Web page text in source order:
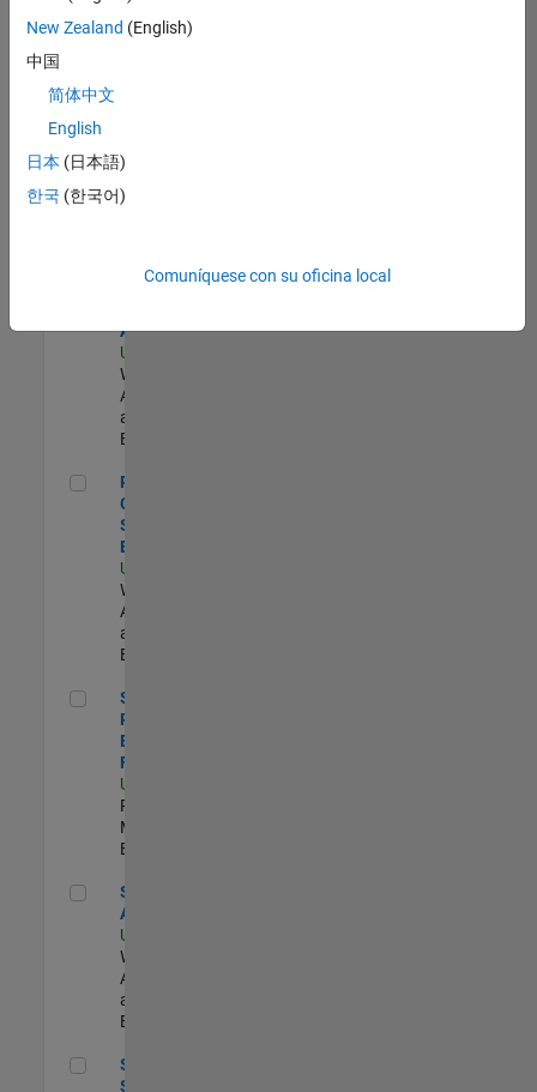
zona.
Product Strategy Lead - Cloud & Ecosystem for Simulink
Ecosystem for
US-MA-Natick
Experimentado
Architect
US-MA-Natick
Web
Applications
and Services |
Experimentado
Principal Cloud Software Engineer
Principal
Cloud
Software
Engineer
US-MA-Natick
Web
Applications
and Services |
Experimentado
Senior Product Engineer - FPGA / ASIC
Senior
Product
Engineer -
FPGA / ASIC
US-MA-Natick
Product
Marketing |
Experimentado
Senior Applied AI Engineer
Senior Applied
AI Engineer
US-MA-Natick
Web
Applications
and Services |
Experimentado
Senior Security Assurance Engineer
Senior
Security
New Zealand (English)
中国
简体中文
English
日本 (日本語)
한국 (한국어)
Comuníquese con su oficina local